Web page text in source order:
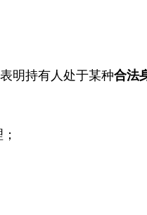
明持有人处于某种合法